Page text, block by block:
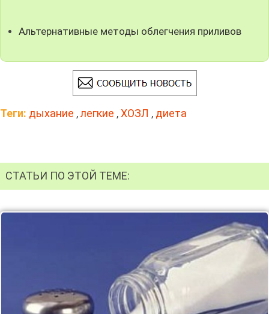
Альтернативные методы облегчения приливов
Теги: дыхание ,легкие ,ХОЗЛ , диета
СТАТЬИ ПО ЭТОЙ ТЕМЕ: